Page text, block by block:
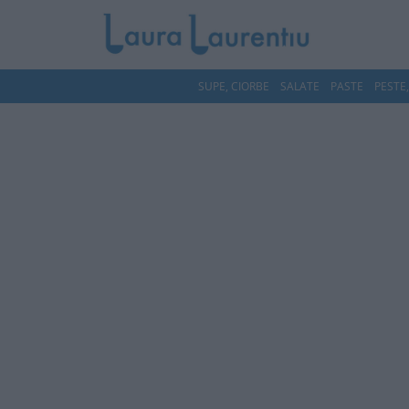
SUPE, CIORBE SALATE PASTE